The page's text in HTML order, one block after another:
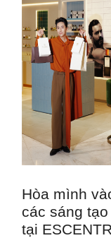
Hòa mình
các sáng
tại